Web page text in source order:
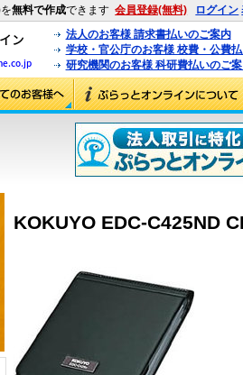
無料で作成できます 会員登録(無料) ログイン
法人のお客様 請求書払いのご案内
学校・官公庁のお客様 校費・公費
研究機関のお客様 科研費払いのご
KOKUYO EDC-C425ND